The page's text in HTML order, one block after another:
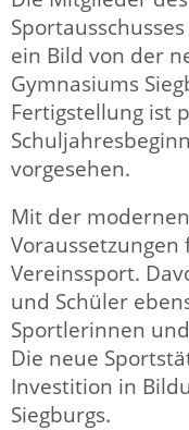
ein Bild von der
Gymnasiums
Fertigstellung ist
vorgesehen.
Mit der
Voraussetzungen
Vereinssport.
und Schüler
Sportlerinnen
Die neue
Investition in
Siegburgs.